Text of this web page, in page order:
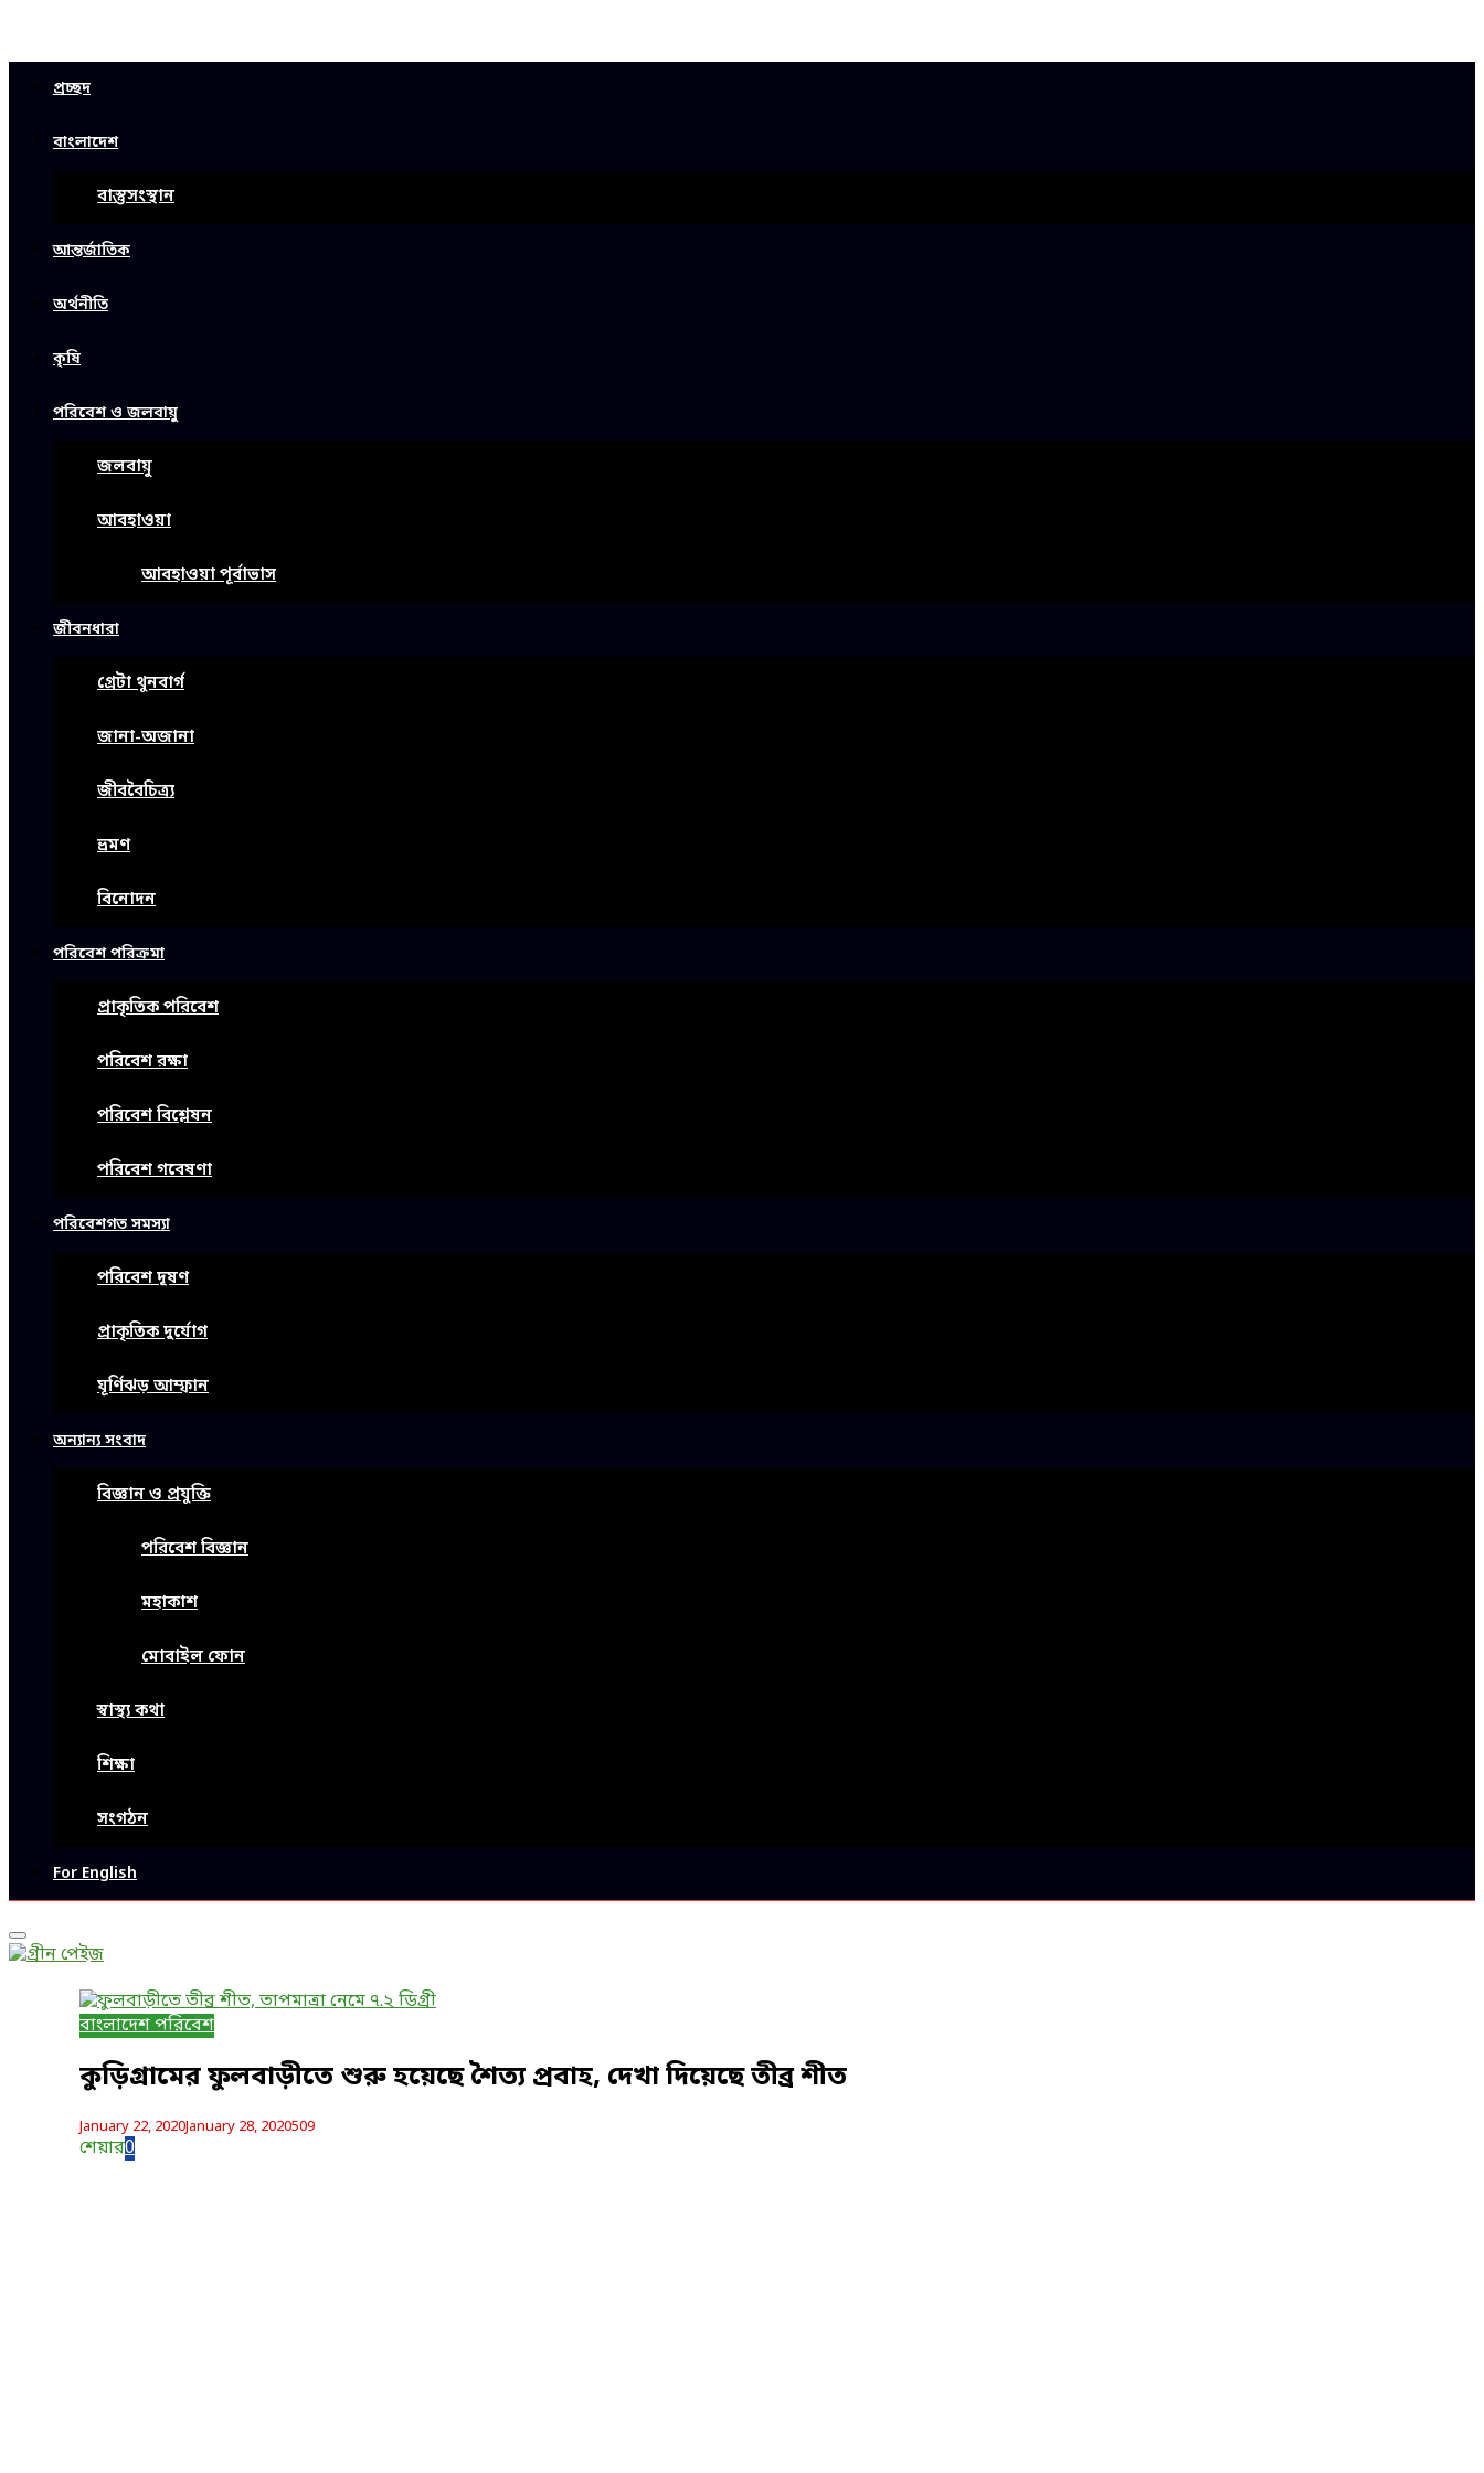
প্রচ্ছদ
বাংলাদেশ
বাস্তুসংস্থান
আন্তর্জাতিক
অর্থনীতি
কৃষি
পরিবেশ ও জলবায়ু
জলবায়ু
আবহাওয়া
আবহাওয়া পূর্বাভাস
জীবনধারা
গ্রেটা থুনবার্গ
জানা-অজানা
জীববৈচিত্র্য
ভ্রমণ
বিনোদন
পরিবেশ পরিক্রমা
প্রাকৃতিক পরিবেশ
পরিবেশ রক্ষা
পরিবেশ বিশ্লেষন
পরিবেশ গবেষণা
পরিবেশগত সমস্যা
পরিবেশ দূষণ
প্রাকৃতিক দুর্যোগ
ঘূর্ণিঝড় আম্ফান
অন্যান্য সংবাদ
বিজ্ঞান ও প্রযুক্তি
পরিবেশ বিজ্ঞান
মহাকাশ
মোবাইল ফোন
স্বাস্থ্য কথা
শিক্ষা
সংগঠন
For English
Primary
Menu
বাংলাদেশ পরিবেশ
কুড়িগ্রামের ফুলবাড়ীতে শুরু হয়েছে শৈত্য প্রবাহ, দেখা দিয়েছে তীব্র শীত
January 22, 2020January 28, 2020509
শেয়ার0